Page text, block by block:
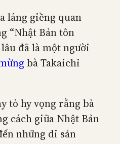
láng giềng quan
“Nhật Bản tôn
đã là một người
bà Takaichi
tỏ hy vọng rằng bà
cách giữa Nhật Bản
những di sản